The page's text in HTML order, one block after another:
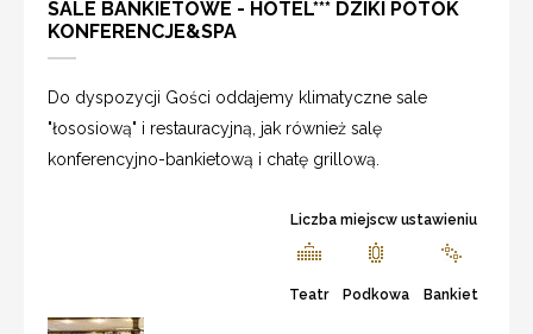
SALE BANKIETOWE - HOTEL*** DZIKI POTOK
KONFERENCJE&SPA
Do dyspozycji Gości oddajemy klimatyczne sale
"łososiową" i restauracyjną, jak również salę
konferencyjno-bankietową i chatę grillową.
Liczba miejscw ustawieniu
Teatr Podkowa Bankiet